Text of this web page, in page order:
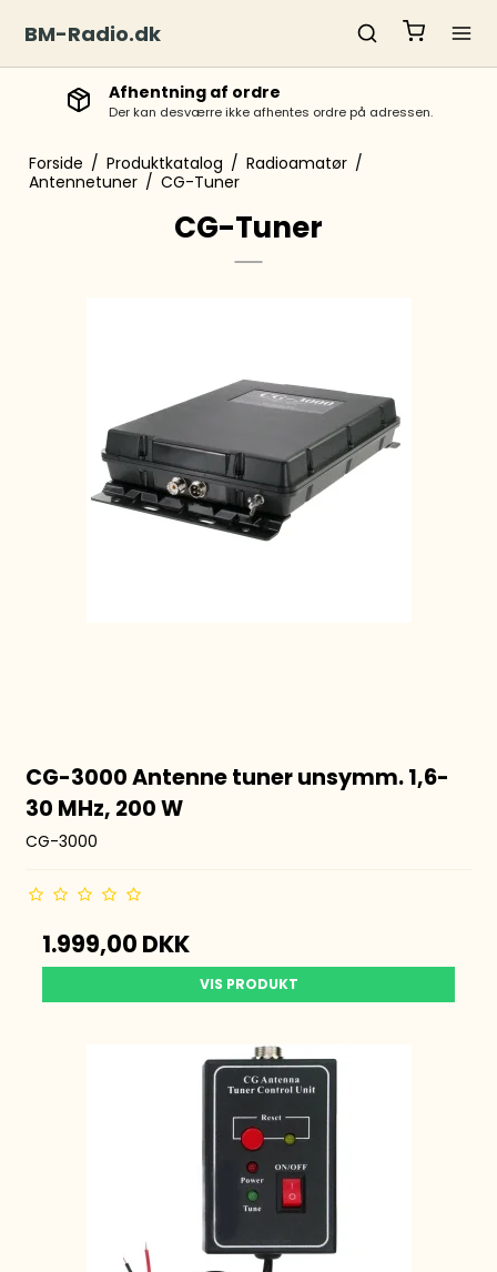
BM-Radio.dk
Afhentning af ordre
Der kan desværre ikke afhentes ordre på adressen.
Forside / Produktkatalog / Radioamatør /
Antennetuner / CG-Tuner
CG-Tuner
CG-3000 Antenne tuner unsymm. 1,6-
30 MHz, 200 W
CG-3000
1.999,00 DKK
VIS PRODUKT